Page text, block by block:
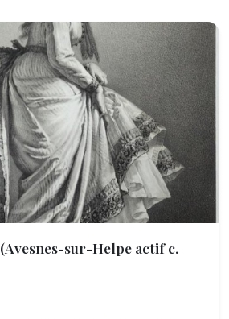
(Avesnes-sur-Helpe actif c.